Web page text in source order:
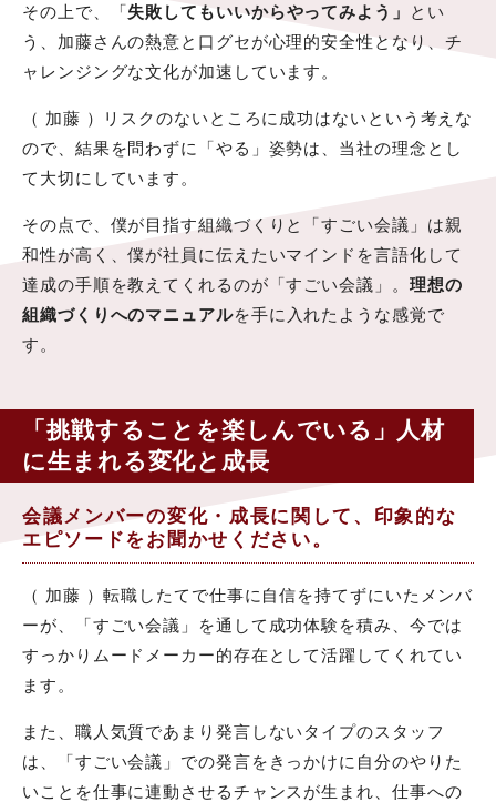
その上で、「失敗してもいいからやってみよう」
とい
う、加藤さんの熱意と口グセが心理的安全性となり、チ
ャレンジングな文化が加速しています。
（ 加藤 ）リスクのないところに成功はないという考えな
ので、結果を問わずに「やる」姿勢は、当社の理念とし
て大切にしています。
その点で、僕が目指す組織づくりと「すごい会議」は親
和性が高く、僕が社員に伝えたいマインドを言語化して
達成の手順を教えてくれるのが「すごい会議」。 理想の
組織づくりへのマニュアルを手に入れたような感覚で
す。
「挑戦することを楽しんでいる」人材
に生まれる変化と成長
会議メンバーの変化・成長に関して、印象的な
エピソードをお聞かせください。
（ 加藤 ）転職したてで仕事に自信を持てずにいたメンバ
ーが、「すごい会議」を通して成功体験を積み、今では
すっかりムードメーカー的存在として活躍してくれてい
ます。
また、職人気質であまり発言しないタイプのスタッフ
は、「すごい会議」での発言をきっかけに自分のやりた
いことを仕事に連動させるチャンスが生まれ、仕事への